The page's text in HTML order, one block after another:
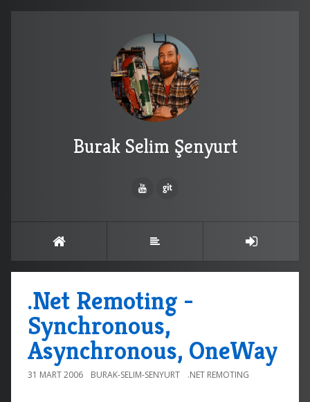
Burak Selim Şenyurt
.Net Remoting -
Synchronous,
Asynchronous, OneWay
31 MART 2006 BURAK-SELIM-SENYURT .NET REMOTING